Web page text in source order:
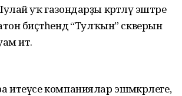
уҡ газондарҙы кәртәләү эштәре
биҫтәһендә “Тулҡын” скверын
итә.
компаниялар эшмәкәрлеге,